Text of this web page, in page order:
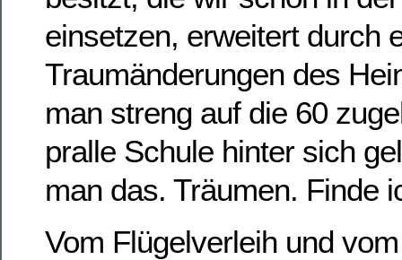
einsetzen, erweitert durch
Traumänderungen des
man streng auf die 60
pralle Schule hinter sich
man das. Träumen. Finde
Vom Flügelverleih und